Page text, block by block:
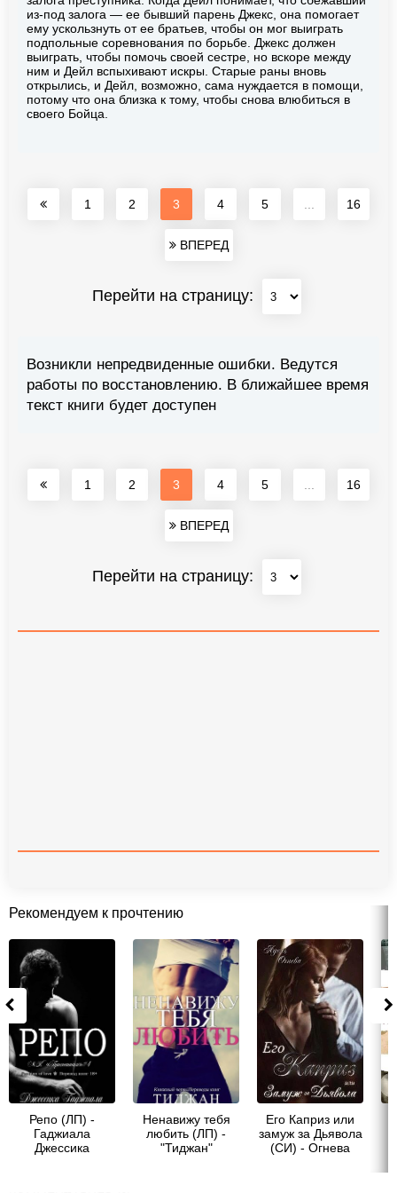
из-под залога — ее бывший парень Джекс, она помогает
ему ускользнуть от ее братьев, чтобы он мог выиграть
подпольные соревнования по борьбе. Джекс должен
выиграть, чтобы помочь своей сестре, но вскоре между
ним и Дейл вспыхивают искры. Старые раны вновь
открылись, и Дейл, возможно, сама нуждается в помощи,
потому что она близка к тому, чтобы снова влюбиться в
своего Бойца.
1 2 3 4 5 ... 16
ВПЕРЕД
Перейти на страницу:
Возникли непредвиденные ошибки. Ведутся
работы по восстановлению. В ближайшее время
текст книги будет доступен
1 2 3 4 5 ... 16
ВПЕРЕД
Перейти на страницу:
Рекомендуем к прочтению
Репо (ЛП) -
Гаджиала
Джессика
Ненавижу тебя
любить (ЛП) -
"Тиджан"
Его Каприз или
замуж за Дьявола
(СИ) - Огнева